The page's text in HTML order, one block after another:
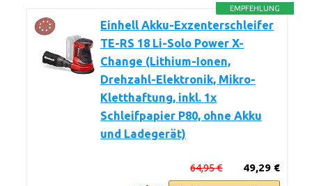
EMPFEHLUNG
Einhell Akku-Exzenterschleifer
TE-RS 18 Li-Solo Power X-
Change (Lithium-Ionen,
Drehzahl-Elektronik, Mikro-
Kletthaftung, inkl. 1x
Schleifpapier P80, ohne Akku
und Ladegerät)
49,29 €
64,95 €